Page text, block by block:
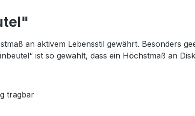
an aktivem Lebensstil gewährt. Besonders
ist so gewählt, dass ein Höchstmaß an
tragbar